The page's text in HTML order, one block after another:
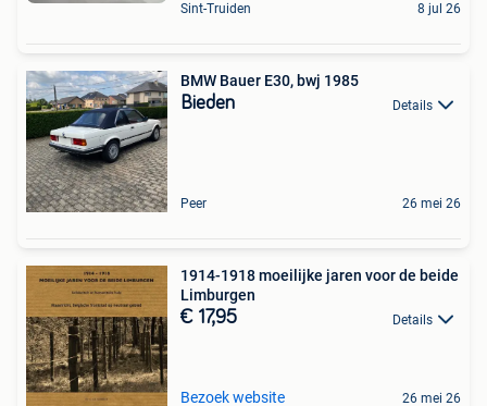
Sint-Truiden 8 jul 26
BMW Bauer E30, bwj 1985
Bieden Details
Peer 26 mei 26
1914-1918 moeilijke jaren voor de beide
Limburgen
€ 17,95 Details
Bezoek website 26 mei 26